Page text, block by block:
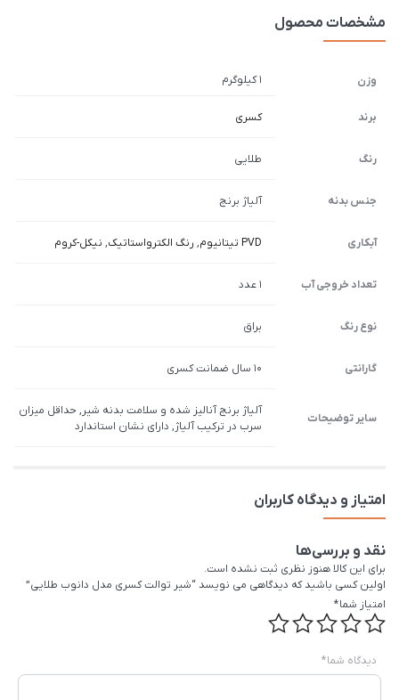
مشخصات محصول
وزن 1 کیلوگرم
برند کسری
رنگ طلایی
جنس بدنه آلیاژ برنج
آبکاری PVD تیتانیوم , رنگ الکترواستاتیک, نیکل-کروم
تعداد خروجی آب 1 عدد
نوع رنگ براق
گارانتی 10 سال ضمانت کسری
سایر توضیحات
آلیاژ برنج آنالیز شده و سلامت بدنه شیر, حداقل میزان
سرب در ترکیب آلیاژ, دارای نشان استاندارد
امتیاز و دیدگاه کاربران
نقد و بررسی‌ها
برای این کالا هنوز نظری ثبت نشده است.
اولین کسی باشید که دیدگاهی می نویسد “شیر توالت کسری مدل دانوب طلایی”
امتیاز شما*
دیدگاه شما*